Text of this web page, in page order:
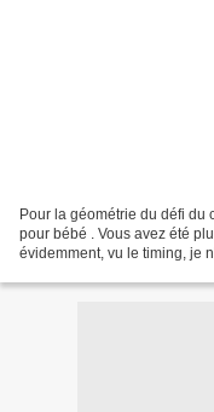
Pour la géométrie du défi du
pour bébé . Vous avez été
évidemment, vu le timing, je